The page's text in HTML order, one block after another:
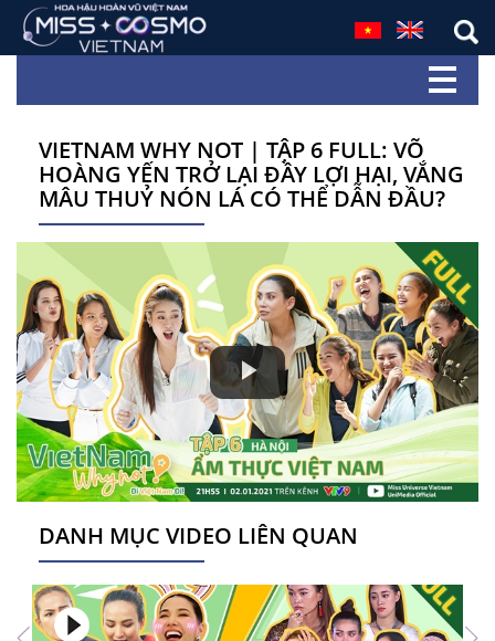
VIETNAM WHY NOT | TẬP 6 FULL: VÕ
HOÀNG YẾN TRỞ LẠI ĐẦY LỢI HẠI, VẮNG
MÂU THUỶ NÓN LÁ CÓ THỂ DẪN ĐẦU?
Play
Video
DANH MỤC VIDEO LIÊN QUAN